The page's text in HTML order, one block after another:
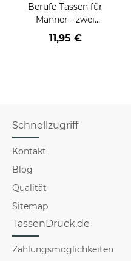
Berufe-Tassen für
Männer - zwei
Farbvarianten
11,95 €
Schnellzugriff
Kontakt
Blog
Qualität
Sitemap
TassenDruck.de
Zahlungsmöglichkeiten